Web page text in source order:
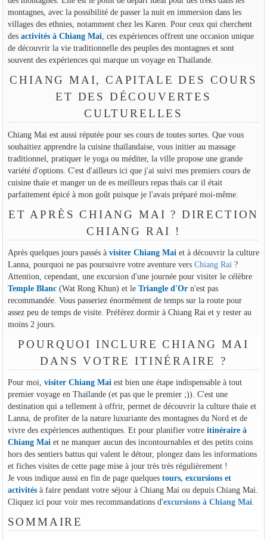
montagnes, avec la possibilité de passer la nuit en immersion dans les
villages des ethnies, notamment chez les Karen. Pour ceux qui cherchent
des activités à Chiang Mai , ces expériences offrent une occasion unique
de découvrir la vie traditionnelle des peuples des montagnes et sont
souvent des expériences qui marque un voyage en Thaïlande.
CHIANG MAI, CAPITALE DES COURS
ET DES DÉCOUVERTES
CULTURELLES
Chiang Mai est aussi réputée pour ses cours de toutes sortes. Que vous
souhaitiez apprendre la cuisine thaïlandaise, vous initier au massage
traditionnel, pratiquer le yoga ou méditer, la ville propose une grande
variété d'options. C'est d'ailleurs ici que j'ai suivi mes premiers cours de
cuisine thaïe et manger un de es meilleurs repas thaïs car il était
parfaitement épicé à mon goût puisque je l'avais préparé moi-même.
ET APRÈS CHIANG MAI ? DIRECTION
CHIANG RAI !
Après quelques jours passés à visiter Chiang Mai et à découvrir la culture
Lanna, pourquoi ne pas poursuivre votre aventure vers Chiang Rai ?
Attention, cependant, une excursion d'une journée pour visiter le célèbre
Temple Blanc(Wat Rong Khun) et le Triangle d'Orn'est pas
recommandée. Vous passeriez énormément de temps sur la route pour
assez peu de temps de visite. Préférez dormir à Chiang Rai et y rester au
moins 2 jours.
POURQUOI INCLURE CHIANG MAI
DANS VOTRE ITINÉRAIRE ?
Pour moi, visiter Chiang Mai est bien une étape indispensable à tout
premier voyage en Thaïlande (et pas que le premier ;)). C'est une
destination qui a tellement à offrir, permet de découvrir la culture thaïe et
Lanna, de profiter de la nature luxuriante des montagnes du Nord et de
vivre des expériences authentiques. Et pour planifier votre itinéraire à
Chiang Mai et ne manquer aucun des incontournables et des petits coins
hors des sentiers battus qui valent le détour, plongez dans les informations
et fiches visites de cette page mise à jour très très régulièrement !
Je vous indique aussi en fin de page quelques tours, excursions et
activitésà faire pendant votre séjour à Chiang Mai ou depuis Chiang Mai.
Cliquez ici pour voir mes recommandations d'excursions à Chiang Mai
SOMMAIRE